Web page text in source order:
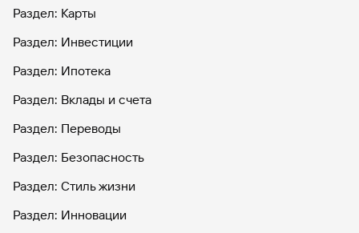
Раздел: Карты
Раздел: Инвестиции
Раздел: Ипотека
Раздел: Вклады и счета
Раздел: Переводы
Раздел: Безопасность
Раздел: Стиль жизни
Раздел: Инновации